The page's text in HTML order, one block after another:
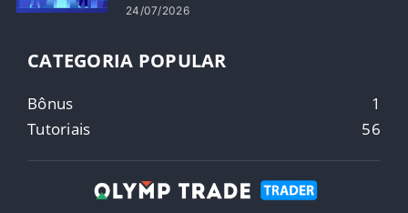
24/07/2026
CATEGORIA POPULAR
Bônus
1
Tutoriais
56